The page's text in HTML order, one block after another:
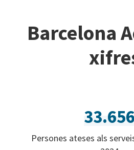
Barcelona
33.656
Persones ateses als